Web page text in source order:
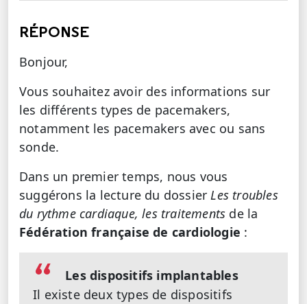
RÉPONSE
Bonjour,
Vous souhaitez avoir des informations sur
les différents types de pacemakers,
notamment les pacemakers avec ou sans
sonde.
Dans un premier temps, nous vous
suggérons la lecture du dossier Les troubles
du rythme cardiaque, les traitements de la
Fédération française de cardiologie :
Les dispositifs implantables
Il existe deux types de dispositifs